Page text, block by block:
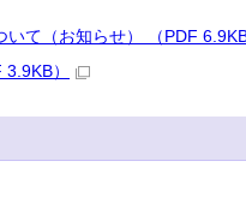
て（お知らせ） （PDF 6.9KB
）